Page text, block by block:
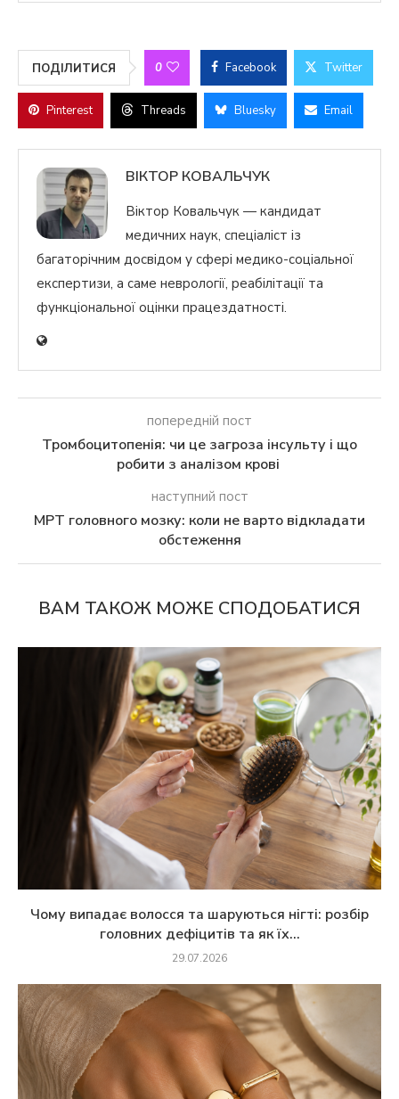
ПОДІЛИТИСЯ 0 Facebook Twitter
Pinterest Threads Bluesky Email
ВІКТОР КОВАЛЬЧУК
Віктор Ковальчук — кандидат
медичних наук, спеціаліст із
багаторічним досвідом у сфері медико-соціальної
експертизи, а саме неврології, реабілітації та
функціональної оцінки працездатності.
попередній пост
Тромбоцитопенія: чи це загроза інсульту і що
робити з аналізом крові
наступний пост
МРТ головного мозку: коли не варто відкладати
обстеження
ВАМ ТАКОЖ МОЖЕ СПОДОБАТИСЯ
Чому випадає волосся та шаруються нігті: розбір
головних дефіцитів та як їх...
29.07.2026